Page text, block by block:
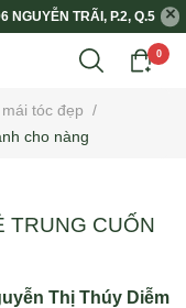
NGUYỄN TRÃI, P.2, Q.5
0
tóc đẹp /
cho nàng
TRUNG CUỐN
Thị Thúy Diễm